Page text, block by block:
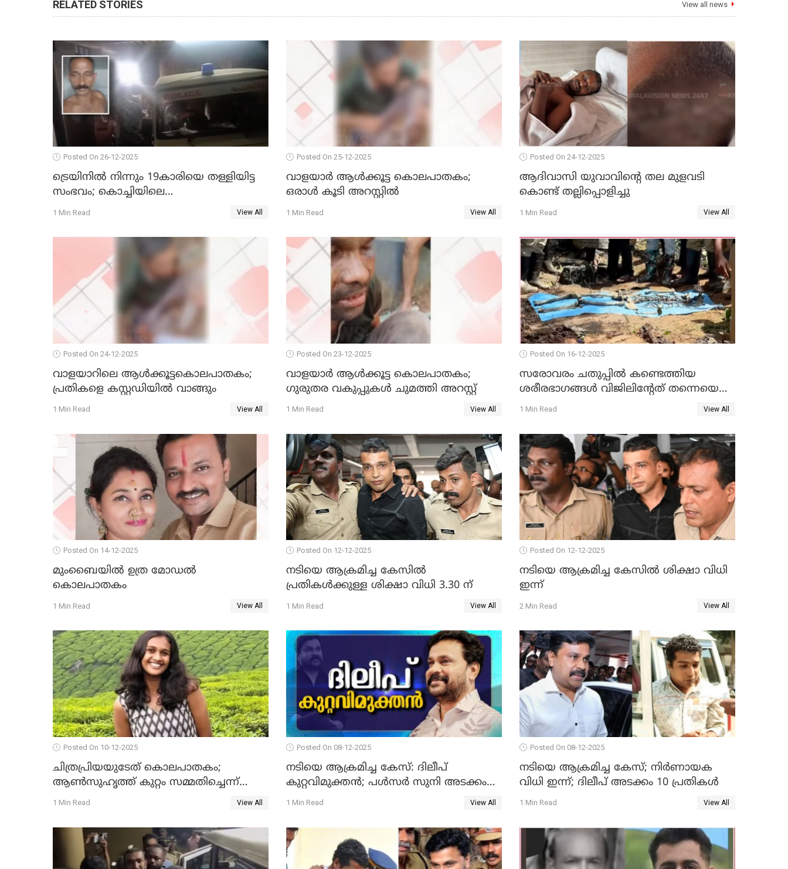
RELATED STORIES View all news
Posted On 26-12-2025
ട്രെയിനില്‍ നിന്നും 19കാരിയെ തള്ളിയിട്ട
സംഭവം; കൊച്ചിയിലെ
ആശുപത്രിയിലേക്ക് മാറ്റി
1 Min Read View All
Posted On 25-12-2025
വാളയാര്‍ ആള്‍ക്കൂട്ട കൊലപാതകം;
ഒരാള്‍ കൂടി അറസ്റ്റില്‍
1 Min Read View All
Posted On 24-12-2025
ആദിവാസി യുവാവിന്റെ തല മുളവടി
കൊണ്ട് തല്ലിപ്പൊളിച്ചു
1 Min Read View All
Posted On 24-12-2025
വാളയാറിലെ ആൾക്കൂട്ടകൊലപാതകം;
പ്രതികളെ കസ്റ്റഡിയില്‍ വാങ്ങും
1 Min Read View All
Posted On 23-12-2025
വാളയാർ ആൾക്കൂട്ട കൊലപാതകം;
ഗുരുതര വകുപ്പുകൾ ചുമത്തി അറസ്റ്റ്
1 Min Read View All
Posted On 16-12-2025
സരോവരം ചതുപ്പിൽ കണ്ടെത്തിയ
ശരീരഭാഗങ്ങൾ വിജിലിൻ്റേത് തന്നെയെന്ന്
ഡി.എൻ.എ പരിശോധനയിൽ
1 Min Read View All
Posted On 14-12-2025
മുംബൈയില്‍ ഉത്ര മോഡല്‍
കൊലപാതകം
1 Min Read View All
Posted On 12-12-2025
നടിയെ ആക്രമിച്ച കേസില്‍
പ്രതികള്‍ക്കുള്ള ശിക്ഷാ വിധി 3.30 ന്
1 Min Read View All
Posted On 12-12-2025
നടിയെ ആക്രമിച്ച കേസിൽ ശിക്ഷാ വിധി
ഇന്ന്
2 Min Read View All
Posted On 10-12-2025
ചിത്രപ്രിയയുടേത് കൊലപാതകം;
ആണ്‍സുഹൃത്ത് കുറ്റം സമ്മതിച്ചെന്ന്
പൊലീസ്
1 Min Read View All
Posted On 08-12-2025
നടിയെ ആക്രമിച്ച കേസ്: ദിലീപ്
കുറ്റവിമുക്തന്‍; പള്‍സര്‍ സുനി അടക്കം
ആറു പ്രതികള്‍ കുറ്റക്കാര്‍; ശിക്ഷവിധി 12
1 Min Read View All
Posted On 08-12-2025
നടിയെ ആക്രമിച്ച കേസ്; നിർണായക
വിധി ഇന്ന്; ദിലീപ് അടക്കം 10 പ്രതികൾ
1 Min Read View All